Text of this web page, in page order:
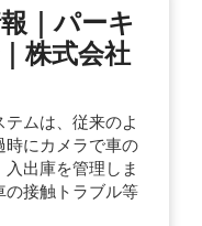
｜パーキ
株式会社
テムは、従来のよ
時にカメラで車の
出庫を管理しま
接触トラブル等